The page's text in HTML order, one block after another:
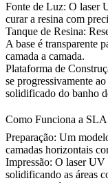
Fonte de Luz: O laser
curar a resina com
Tanque de Resina:
A base é transparente
camada a camada.
Plataforma de
se progressivamente
solidificado do banho
Como Funciona a SLA
Preparação: Um
camadas horizontais
Impressão: O laser UV
solidificando as áreas